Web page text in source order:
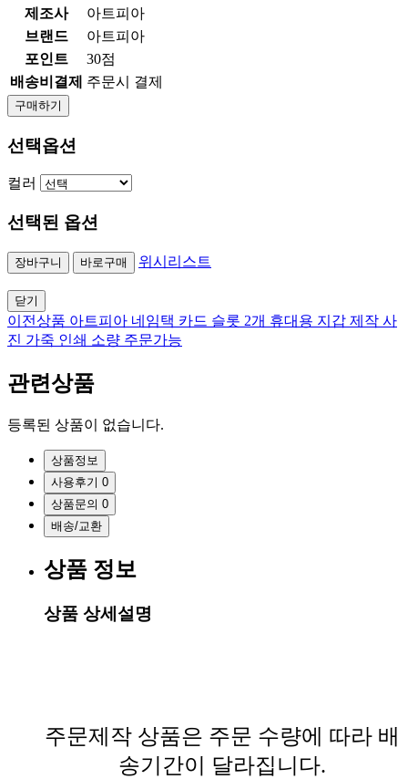
제조사
아트피아
브랜드
아트피아
포인트
30점
배송비결제
주문시 결제
구매하기
선택옵션
컬러
선택된 옵션
장바구니 바로구매 위시리스트
닫기
이전상품 아트피아 네임택 카드 슬롯 2개 휴대용 지갑 제작 사
진 가죽 인쇄 소량 주문가능
관련상품
등록된 상품이 없습니다.
상품정보
사용후기 0
상품문의 0
배송/교환
상품 정보
상품 상세설명
주문제작 상품은 주문 수량에 따라 배
송기간이 달라집니다.